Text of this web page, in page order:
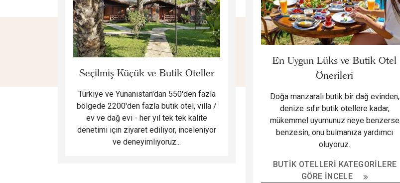
Seçilmiş Küçük ve Butik Oteller
Türkiye ve Yunanistan'dan 550'den fazla
bölgede 2200'den fazla butik otel, villa /
ev ve dağ evi - her yıl tek tek kalite
denetimi için ziyaret ediliyor, inceleniyor
ve deneyimliyoruz...
En Uygun Lüks ve Butik Otel
Önerileri
Doğa manzaralı butik bir dağ evinden,
denize sıfır butik otellere kadar,
mükemmel uyumunuz neye benzerse
benzesin, onu bulmanıza yardımcı
oluyoruz.
BUTIK OTELLERI KATEGORILERE
GÖRE İNCELE